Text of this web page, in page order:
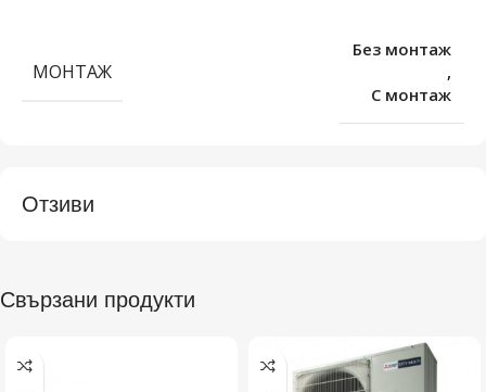
МОНТАЖ
Без монтаж
,
С монтаж
Отзиви
Свързани продукти